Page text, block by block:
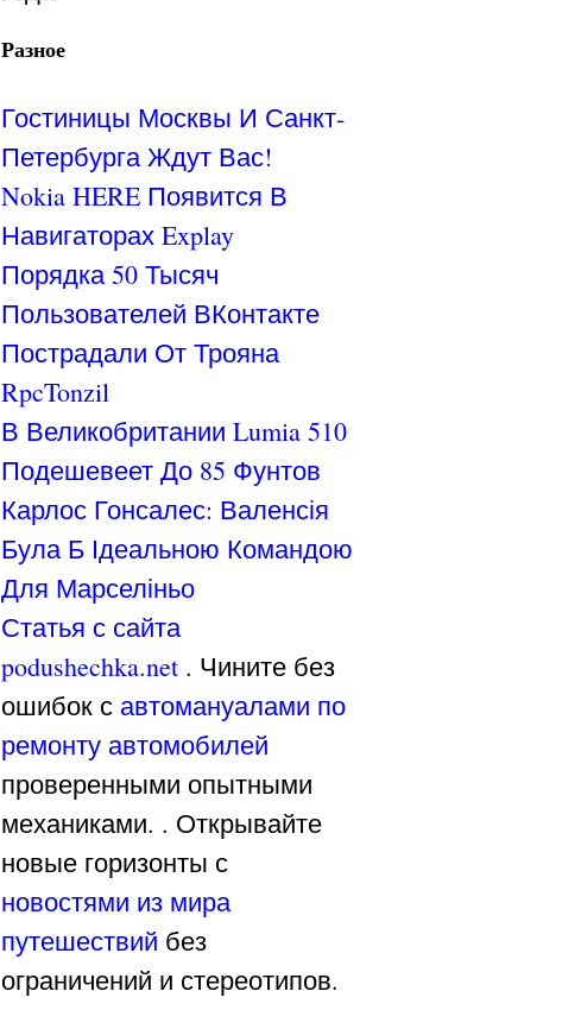
Разное
Гостиницы Москвы И Санкт-
Петербурга Ждут Вас!
Nokia HERE Появится В
Навигаторах Explay
Порядка 50 Тысяч
Пользователей ВКонтакте
Пострадали От Трояна
RpcTonzil
В Великобритании Lumia 510
Подешевеет До 85 Фунтов
Карлос Гонсалес: Валенсія
Була Б Ідеальною Командою
Для Марселіньо
Статья с сайта
podushechka.net . Чините без
ошибок с автомануалами по
ремонту автомобилей
проверенными опытными
механиками. . Открывайте
новые горизонты с
новостями из мира
путешествий без
ограничений и стереотипов.